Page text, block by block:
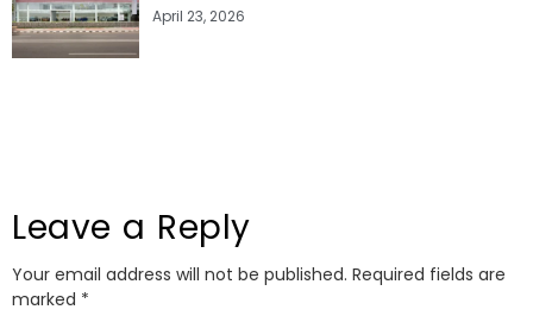
April 23, 2026
Leave a Reply
Your email address will not be published. Required fields are
marked *